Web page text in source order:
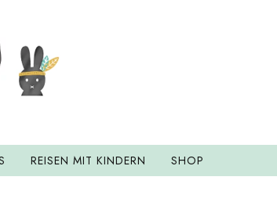
REISEN MIT KINDERN SHOP